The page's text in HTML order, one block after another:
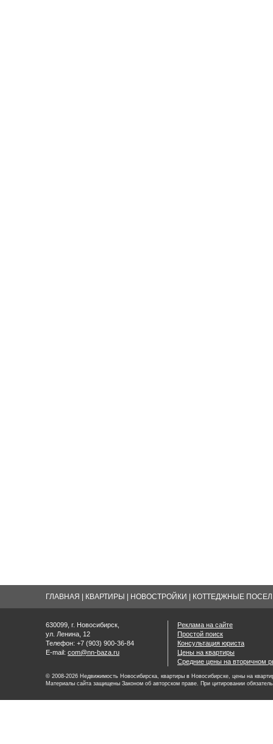
ГЛАВНАЯ КВАРТИРЫ НОВОСТРОЙКИ КОТТЕДЖНЫЕ
630099, г. Новосибирск,
ул. Ленина, 12
Телефон: +7 (903) 900-36-84
E-mail: com@nn-baza.ru
Реклама на сайте
Простой поиск
Консультация юриста
Цены на квартиры
Средние цены на вторичном
© 2008-2026 Недвижимость Новосибирска, квартиры в Новосибирске, цены на
Материалы сайта защищены Законом об авторском праве. При цитировании